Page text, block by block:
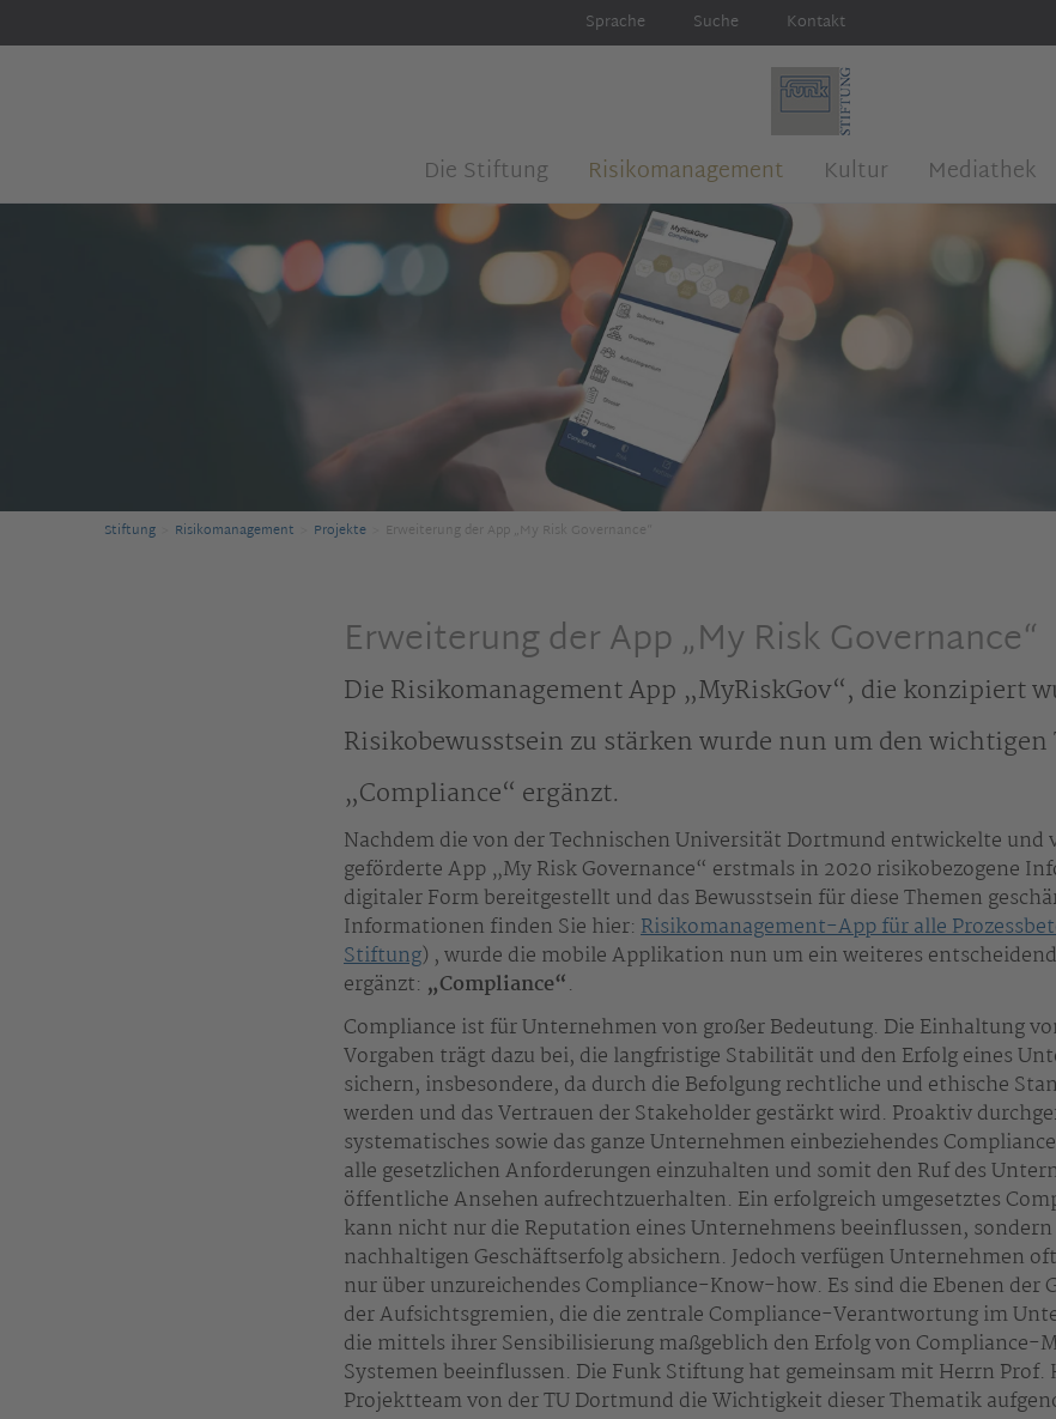
Sprache Suche Kontakt
Die Stiftung Risikomanagement Kultur Mediathek
Stiftung Risikomanagement Projekte Erweiterung der App „My Risk Governance“
Erweiterung der App „My Risk Governance“
Die Risikomanagement App „MyRiskGov“, die konzipiert
Risikobewusstsein zu stärken wurde nun um den
„Compliance“ ergänzt.
Nachdem die von der Technischen Universität Dortmund entwickelte und
geförderte App „My Risk Governance“ erstmals in 2020 risikobezogene
digitaler Form bereitgestellt und das Bewusstsein für diese Themen
Informationen finden Sie hier: Risikomanagement-App für alle
Stiftung) , wurde die mobile Applikation nun um ein weiteres
ergänzt: „Compliance“.
Compliance ist für Unternehmen von großer Bedeutung. Die Einhaltung
Vorgaben trägt dazu bei, die langfristige Stabilität und den Erfolg eines
sichern, insbesondere, da durch die Befolgung rechtliche und ethische
werden und das Vertrauen der Stakeholder gestärkt wird. Proaktiv
systematisches sowie das ganze Unternehmen einbeziehendes
alle gesetzlichen Anforderungen einzuhalten und somit den Ruf des
öffentliche Ansehen aufrechtzuerhalten. Ein erfolgreich umgesetztes
kann nicht nur die Reputation eines Unternehmens beeinflussen, sondern
nachhaltigen Geschäftserfolg absichern. Jedoch verfügen Unternehmen
nur über unzureichendes Compliance-Know-how. Es sind die Ebenen der
der Aufsichtsgremien, die die zentrale Compliance-Verantwortung im
die mittels ihrer Sensibilisierung maßgeblich den Erfolg von Compliance-
Systemen beeinflussen. Die Funk Stiftung hat gemeinsam mit Herrn
Projektteam von der TU Dortmund die Wichtigkeit dieser Thematik